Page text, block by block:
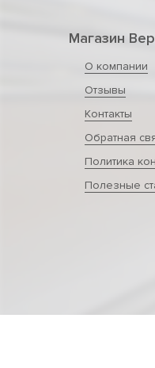
Магазин
О компании
Отзывы
Контакты
Обратная
Политика
Полезные